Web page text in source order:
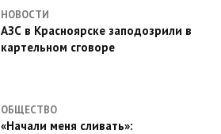
НОВОСТИ
АЗС в Красноярске заподозрили в
картельном сговоре
ОБЩЕСТВО
«Начали меня сливать»: